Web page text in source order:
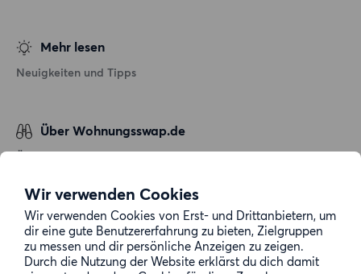
Wir verwenden Cookies
Wir verwenden Cookies von Erst- und Drittanbietern, um
dir eine gute Benutzererfahrung zu bieten, Zielgruppen
zu messen und dir persönliche Anzeigen zu zeigen.
Durch die Nutzung der Website erklärst du dich damit
Mehr lesen
Neuigkeiten und Tipps
Über Wohnungsswap.de
Über uns
Datenschutz
Cookie-Richtlinie